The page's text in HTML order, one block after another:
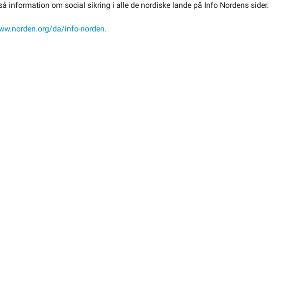
information om social sikring i alle de nordiske lande på Info Nordens sider.
da/info-norden.